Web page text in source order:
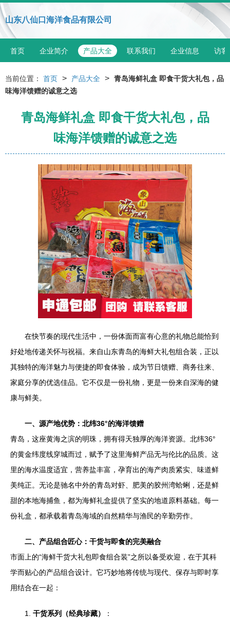
山东八仙口海洋食品有限公司
首页 企业简介 产品大全 联系我们 企业信息 访客
当前位置： 首页 > 产品大全 > 青岛海鲜礼盒 即食干货大礼包，品
味海洋馈赠的诚意之选
青岛海鲜礼盒 即食干货大礼包，品
味海洋馈赠的诚意之选
在快节奏的现代生活中，一份体面而富有心意的礼物总能恰到
好处地传递关怀与祝福。来自山东青岛的海鲜大礼包组合装，正以
其独特的海洋魅力与便捷的即食体验，成为节日馈赠、商务往来、
家庭分享的优选佳品。它不仅是一份礼物，更是一份来自深海的健
康与鲜美。
一、源产地优势：北纬36°的海洋馈赠
青岛，这座黄海之滨的明珠，拥有得天独厚的海洋资源。北纬36°
的黄金纬度线穿城而过，赋予了这里海鲜产品无与伦比的品质。这
里的海水温度适宜，营养盐丰富，孕育出的海产肉质紧实、味道鲜
美纯正。无论是驰名中外的青岛对虾、肥美的胶州湾蛤蜊，还是鲜
甜的本地海捕鱼，都为海鲜礼盒提供了坚实的地道原料基础。每一
份礼盒，都承载着青岛海域的自然精华与渔民的辛勤劳作。
二、产品组合匠心：干货与即食的完美融合
市面上的“海鲜干货大礼包即食组合装”之所以备受欢迎，在于其科
学而贴心的产品组合设计。它巧妙地将传统与现代、保存与即时享
用结合在一起：
1. 干货系列（经典珍藏）
：